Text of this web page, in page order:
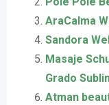
AraCalma
Sandora
Masaje
Grado
Atman